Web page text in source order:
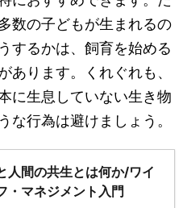
数の子どもが生まれるの
するかは、飼育を始める
あります。くれぐれも、
に生息していない生き物
な行為は避けましょう。
人間の共生とは何か/ワイ
・マネジメント入門